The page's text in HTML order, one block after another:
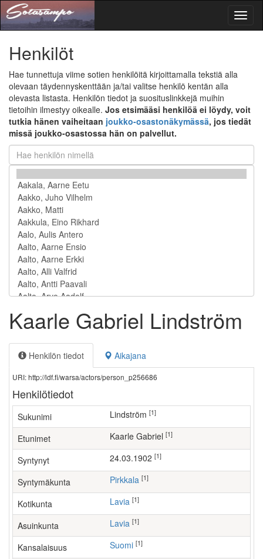
Henkilöt
Hae tunnettuja viime sotien henkilöitä kirjoittamalla tekstiä alla
olevaan täydennyskenttään ja/tai valitse henkilö kentän alla
olevasta listasta. Henkilön tiedot ja suosituslinkkejä muihin
tietoihin ilmestyy oikealle. Jos etsimääsi henkilöä ei löydy, voit
tutkia hänen vaiheitaan joukko-osastonäkymässä, jos tiedät
missä joukko-osastossa hän on palvellut.
Kaarle Gabriel Lindström
Henkilön tiedot Aikajana
URI: http://ldf.fi/warsa/actors/person_p256686
Henkilötiedot
Sukunimi Lindström [1]
Etunimet Kaarle Gabriel [1]
Syntynyt 24.03.1902 [1]
Syntymäkunta Pirkkala [1]
Kotikunta Lavia [1]
Asuinkunta Lavia [1]
Kansalaisuus Suomi [1]